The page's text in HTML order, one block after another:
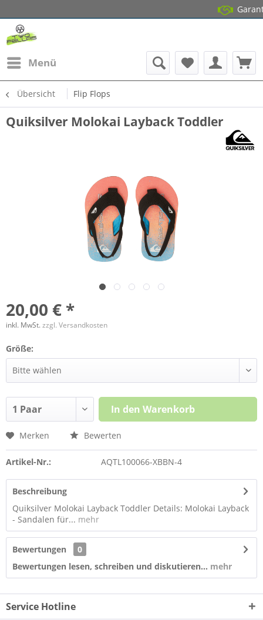
14 Tage
Garantierter
Menü
Übersicht Flip Flops
Quiksilver Molokai Layback Toddler
20,00 € *
inkl. MwSt.zzgl. Versandkosten
Größe:
In den Warenkorb
Merken Bewerten
Artikel-Nr.: AQTL100066-XBBN-4
Beschreibung
Quiksilver Molokai Layback Toddler Details: Molokai Layback
- Sandalen für... mehr
Bewertungen
0
Bewertungen lesen, schreiben und diskutieren... mehr
Service Hotline